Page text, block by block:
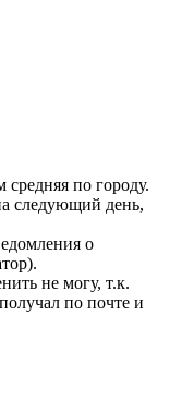
средняя по городу.
следующий день,
о
не могу, т.к.
по почте и